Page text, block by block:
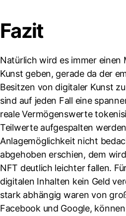
Fazit
Natürlich wird es immer
Kunst geben, gerade da der
Besitzen von digitaler Kunst
sind auf jeden Fall eine
reale Vermögenswerte
Teilwerte aufgespalten
Anlagemöglichkeit nicht
abgehoben erschien, dem
NFT deutlich leichter fallen.
digitalen Inhalten kein Geld
stark abhängig waren von
Facebook und Google,